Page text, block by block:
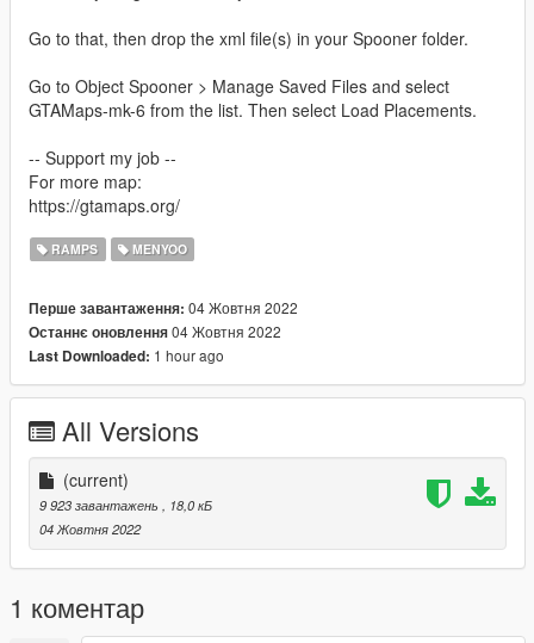
Go to that, then drop the xml file(s) in your Spooner folder.
Go to Object Spooner > Manage Saved Files and select
GTAMaps-mk-6 from the list. Then select Load Placements.
-- Support my job --
For more map:
https://gtamaps.org/
RAMPS MENYOO
Перше завантаження: 04 Жовтня 2022
Останнє оновлення04 Жовтня 2022
Last Downloaded: 1 hour ago
All Versions
(current)
9 923 завантажень
, 18,0 кБ
04 Жовтня 2022
1 коментар